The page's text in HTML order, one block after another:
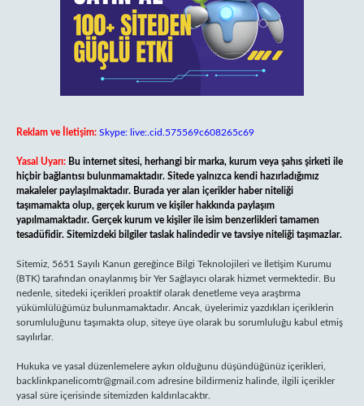
Reklam ve İletişim: Skype: live:.cid.575569c608265c69
Yasal Uyarı: Bu internet sitesi, herhangi bir marka, kurum veya şahıs şirketi ile
hiçbir bağlantısı bulunmamaktadır. Sitede yalnızca kendi hazırladığımız
makaleler paylaşılmaktadır. Burada yer alan içerikler haber niteliği
taşımamakta olup, gerçek kurum ve kişiler hakkında paylaşım
yapılmamaktadır. Gerçek kurum ve kişiler ile isim benzerlikleri tamamen
tesadüfidir. Sitemizdeki bilgiler taslak halindedir ve tavsiye niteliği taşımazlar.
Sitemiz, 5651 Sayılı Kanun gereğince Bilgi Teknolojileri ve İletişim Kurumu
(BTK) tarafından onaylanmış bir Yer Sağlayıcı olarak hizmet vermektedir. Bu
nedenle, sitedeki içerikleri proaktif olarak denetleme veya araştırma
yükümlülüğümüz bulunmamaktadır. Ancak, üyelerimiz yazdıkları içeriklerin
sorumluluğunu taşımakta olup, siteye üye olarak bu sorumluluğu kabul etmiş
sayılırlar.
Hukuka ve yasal düzenlemelere aykırı olduğunu düşündüğünüz içerikleri,
backlinkpanelicomtr@gmail.com adresine bildirmeniz halinde, ilgili içerikler
yasal süre içerisinde sitemizden kaldırılacaktır.